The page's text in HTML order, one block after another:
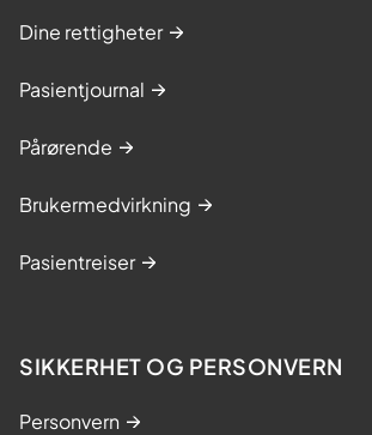
Dine rettigheter
Pasientjournal
Pårørende
Brukermedvirkning
Pasientreiser
SIKKERHET OG PERSONVERN
Personvern